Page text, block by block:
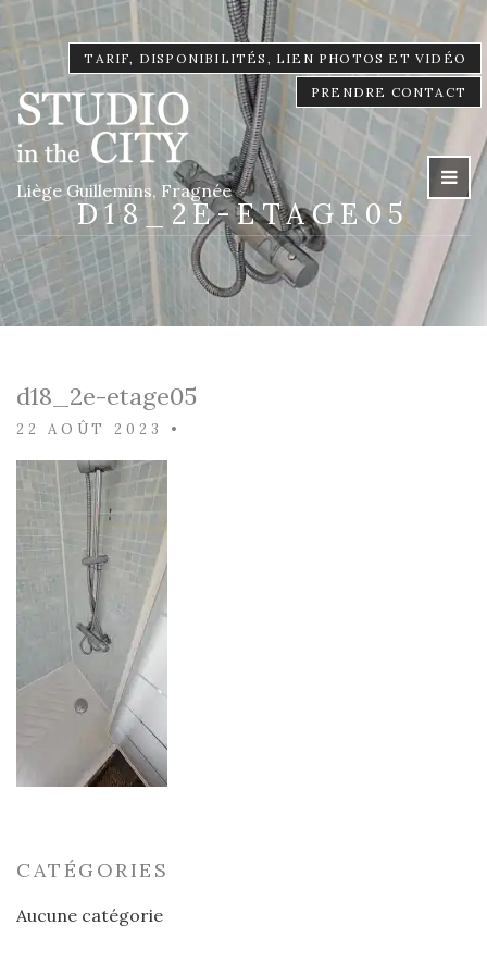
TARIF, DISPONIBILITÉS, LIEN PHOTOS ET VIDÉO
PRENDRE CONTACT
Liège Guillemins, Fragnée
D18_2E-ETAGE05
d18_2e-etage05
22 AOÛT 2023 •
CATÉGORIES
Aucune catégorie